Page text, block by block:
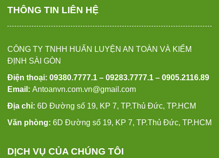
THÔNG TIN LIÊN HỆ
CÔNG TY TNHH HUẤN LUYỆN AN TOÀN VÀ KIỂM
ĐỊNH SÀI GÒN
Điện thoại: 09380.7777.1 – 09283.7777.1 – 0905.2116.89
Email: Antoanvn.com.vn@gmail.com
Địa chỉ: 6D Đường số 19, KP 7, TP.Thủ Đức, TP.HCM
Văn phòng: 6D Đường số 19, KP 7, TP.Thủ Đức, TP.HCM
DỊCH VỤ CỦA CHÚNG TÔI